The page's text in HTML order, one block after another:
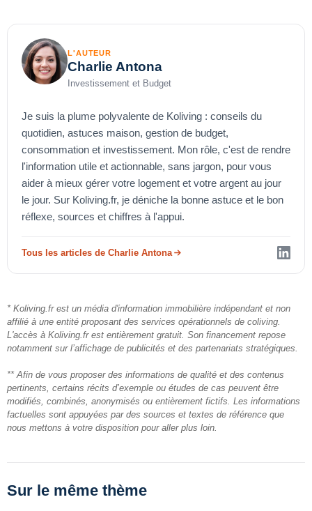
L'AUTEUR
Charlie Antona
Investissement et Budget
Je suis la plume polyvalente de Koliving : conseils du
quotidien, astuces maison, gestion de budget,
consommation et investissement. Mon rôle, c'est de rendre
l'information utile et actionnable, sans jargon, pour vous
aider à mieux gérer votre logement et votre argent au jour
le jour. Sur Koliving.fr, je déniche la bonne astuce et le bon
réflexe, sources et chiffres à l'appui.
Tous les articles de Charlie Antona
* Koliving.fr est un média d'information immobilière indépendant et non
affilié à une entité proposant des services opérationnels de coliving.
L'accès à Koliving.fr est entièrement gratuit. Son financement repose
notamment sur l’affichage de publicités et des partenariats stratégiques.
** Afin de vous proposer des informations de qualité et des contenus
pertinents, certains récits d’exemple ou études de cas peuvent être
modifiés, combinés, anonymisés ou entièrement fictifs. Les informations
factuelles sont appuyées par des sources et textes de référence que
nous mettons à votre disposition pour aller plus loin.
Sur le même thème